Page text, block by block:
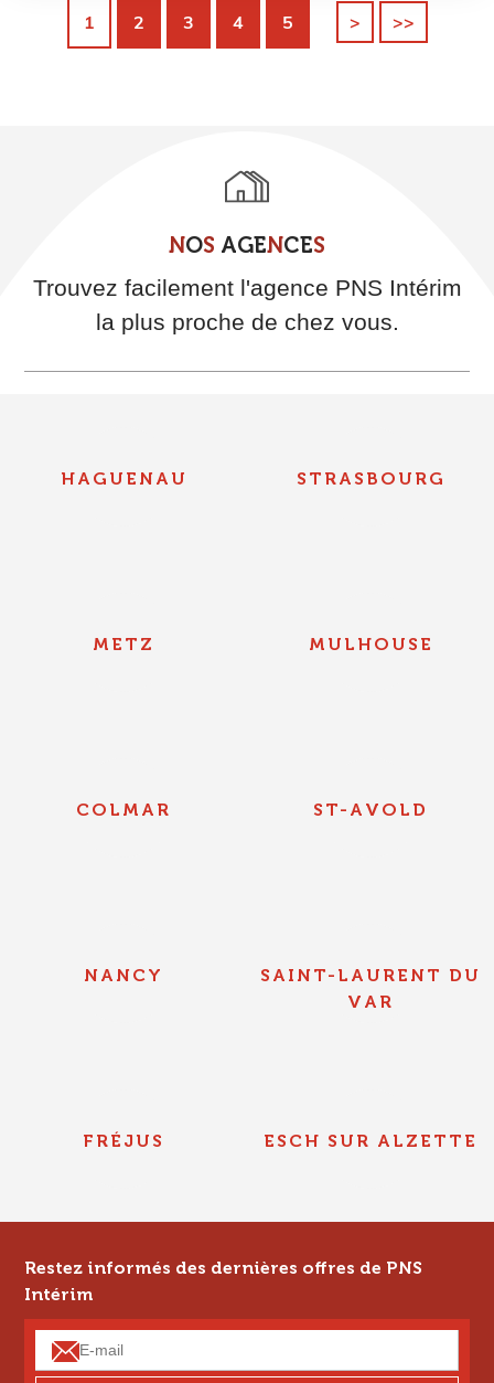
1 2 3 4 5 > >>
NOS AGENCES
Trouvez facilement l'agence PNS Intérim
la plus proche de chez vous.
HAGUENAU STRASBOURG
METZ MULHOUSE
COLMAR ST-AVOLD
NANCY
SAINT-LAURENT DU
VAR
FRÉJUS ESCH SUR ALZETTE
Restez informés des dernières offres de PNS
Intérim